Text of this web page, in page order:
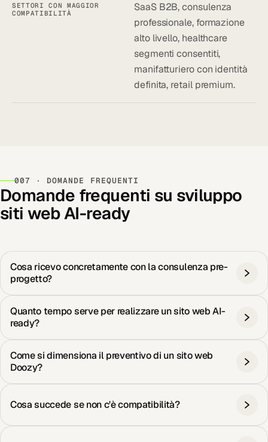
SETTORI CON MAGGIOR
COMPATIBILITÀ
SaaS B2B, consulenza
professionale, formazione
alto livello, healthcare
segmenti consentiti,
manifatturiero con identità
definita, retail premium.
007 · DOMANDE FREQUENTI
Domande frequenti su sviluppo
siti web AI-ready
Cosa ricevo concretamente con la consulenza pre-
progetto?
Quanto tempo serve per realizzare un sito web AI-
ready?
Come si dimensiona il preventivo di un sito web
Doozy?
Cosa succede se non c'è compatibilità?